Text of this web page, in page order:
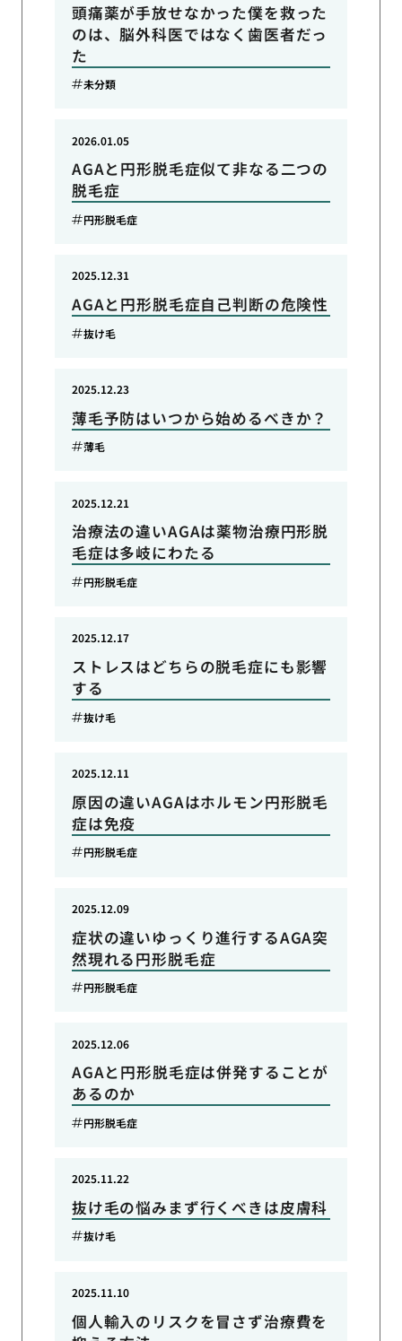
頭痛薬が手放せなかった僕を救った
のは、脳外科医ではなく歯医者だっ
た
未分類
AGAと円形脱毛症似て非なる二つの
脱毛症
2026.01.05
円形脱毛症
AGAと円形脱毛症自己判断の危険性
2025.12.31
抜け毛
薄毛予防はいつから始めるべきか？
2025.12.23
薄毛
治療法の違いAGAは薬物治療円形脱
毛症は多岐にわたる
2025.12.21
円形脱毛症
ストレスはどちらの脱毛症にも影響
する
2025.12.17
抜け毛
原因の違いAGAはホルモン円形脱毛
症は免疫
2025.12.11
円形脱毛症
症状の違いゆっくり進行するAGA突
然現れる円形脱毛症
2025.12.09
円形脱毛症
AGAと円形脱毛症は併発することが
あるのか
2025.12.06
円形脱毛症
抜け毛の悩みまず行くべきは皮膚科
2025.11.22
抜け毛
個人輸入のリスクを冒さず治療費を
2025.11.10